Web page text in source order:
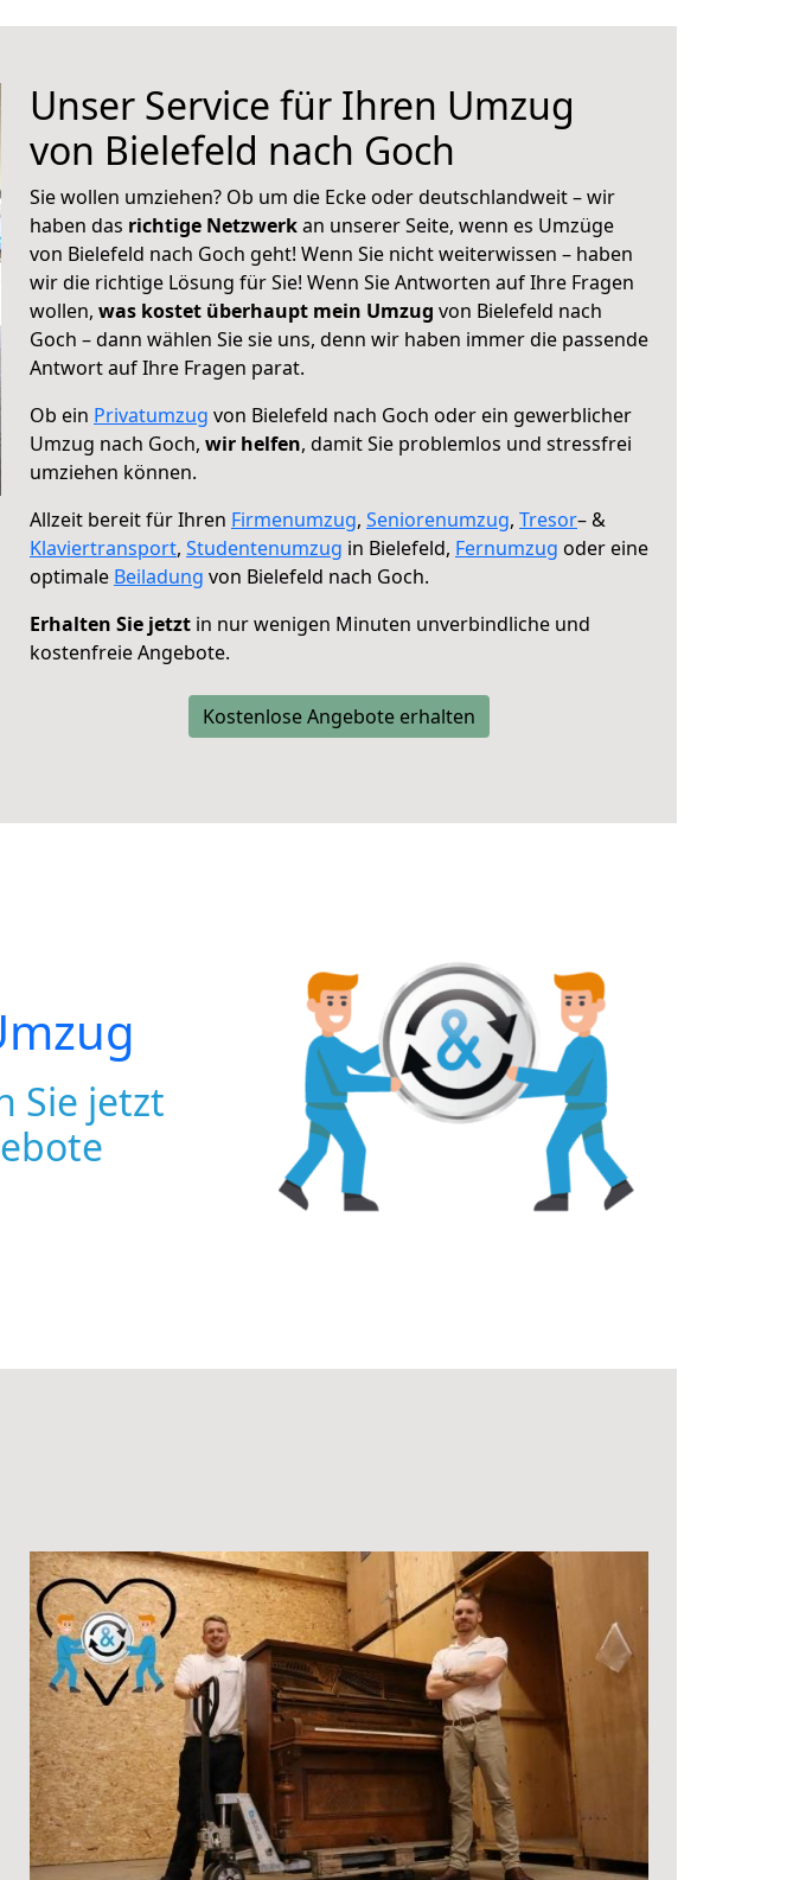
Unser Service für Ihren Umzug
von Bielefeld nach Goch
Sie wollen umziehen? Ob um die Ecke oder deutschlandweit – wir
haben das richtige Netzwerkan unserer Seite, wenn es Umzüge
von Bielefeld nach Goch geht! Wenn Sie nicht weiterwissen – haben
wir die richtige Lösung für Sie! Wenn Sie Antworten auf Ihre Fragen
wollen, was kostet überhaupt mein Umzug von Bielefeld nach
Goch – dann wählen Sie sie uns, denn wir haben immer die passende
Antwort auf Ihre Fragen parat.
Ob ein Privatumzug von Bielefeld nach Goch oder ein gewerblicher
Umzug nach Goch, wir helfen, damit Sie problemlos und stressfrei
umziehen können.
Allzeit bereit für Ihren Firmenumzug, Seniorenumzug, Tresor– &
Klaviertransport, Studentenumzug in Bielefeld, Fernumzug oder eine
optimale Beiladung von Bielefeld nach Goch.
Erhalten Sie jetzt in nur wenigen Minuten unverbindliche und
kostenfreie Angebote.
Kostenlose Angebote erhalten
Sie jetzt